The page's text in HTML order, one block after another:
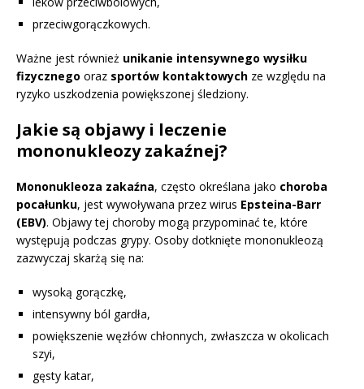
przeciwgorączkowych.
Ważne jest również unikanie intensywnego wysiłku
fizycznego oraz sportów kontaktowych ze względu na
ryzyko uszkodzenia powiększonej śledziony.
Jakie są objawy i leczenie
mononukleozy zakaźnej?
Mononukleoza zakaźna, często określana jako choroba
pocałunku, jest wywoływana przez wirus Epsteina-Barr
(EBV). Objawy tej choroby mogą przypominać te, które
występują podczas grypy. Osoby dotknięte mononukleozą
zazwyczaj skarżą się na:
wysoką gorączkę,
intensywny ból gardła,
powiększenie węzłów chłonnych, zwłaszcza w okolicach
szyi,
gęsty katar,